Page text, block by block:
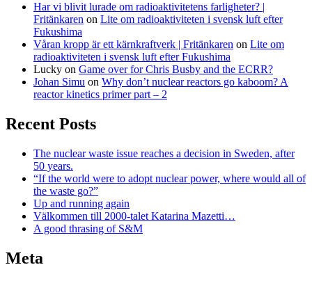
Har vi blivit lurade om radioaktivitetens farligheter? |
Fritänkaren on Lite om radioaktiviteten i svensk luft efter
Fukushima
Våran kropp är ett kärnkraftverk | Fritänkaren on Lite om
radioaktiviteten i svensk luft efter Fukushima
Lucky on Game over for Chris Busby and the ECRR?
Johan Simu on Why don’t nuclear reactors go kaboom? A
reactor kinetics primer part – 2
Recent Posts
The nuclear waste issue reaches a decision in Sweden, after
50 years.
“If the world were to adopt nuclear power, where would all of
the waste go?”
Up and running again
Välkommen till 2000-talet Katarina Mazetti…
A good thrasing of S&M
Meta